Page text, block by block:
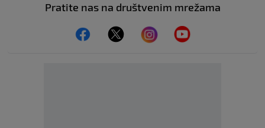
Pratite nas na društvenim mrežama